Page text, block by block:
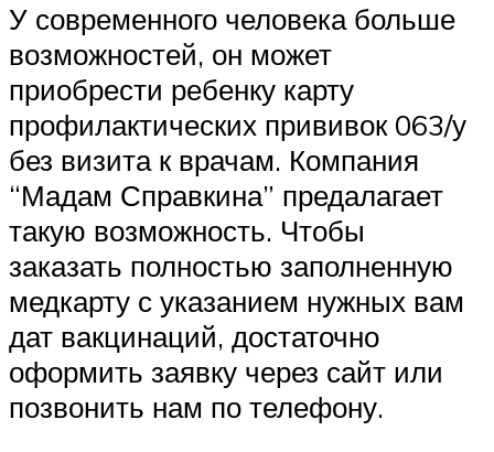
У современного человека больше
возможностей, он может
приобрести ребенку карту
профилактических прививок 063/у
без визита к врачам. Компания
“Мадам Справкина” предалагает
такую возможность. Чтобы
заказать полностью заполненную
медкарту с указанием нужных вам
дат вакцинаций, достаточно
оформить заявку через сайт или
позвонить нам по телефону.